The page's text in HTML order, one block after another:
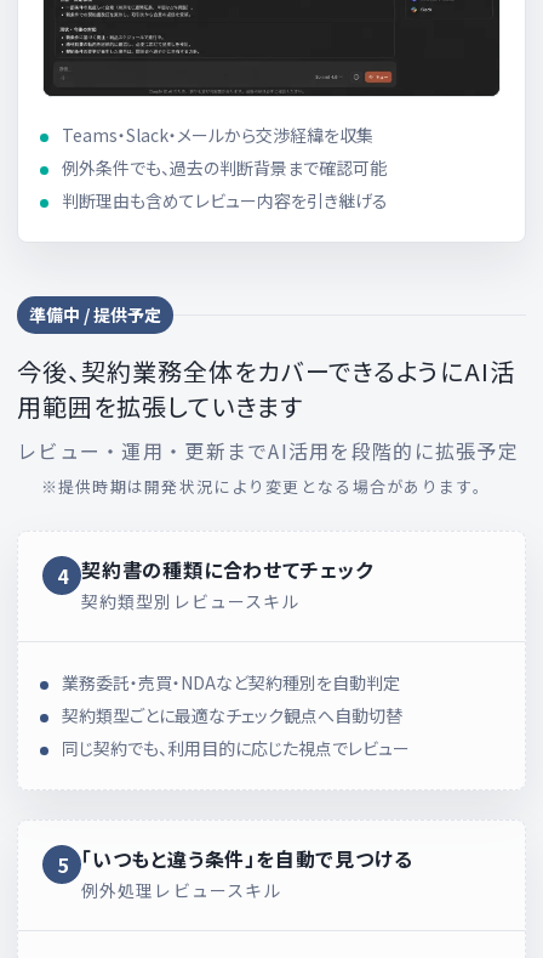
Teams・Slack・メールから交渉経緯を収集
例外条件でも、過去の判断背景まで確認可能
判断理由も含めてレビュー内容を引き継げる
準備中 / 提供予定
今後、契約業務全体をカバーできるようにAI活
用範囲を拡張していきます
レビュー・運用・更新までAI活用を段階的に拡張予定
※提供時期は開発状況により変更となる場合があります。
4 契約書の種類に合わせてチェック
契約類型別レビュースキル
業務委託・売買・NDAなど契約種別を自動判定
契約類型ごとに最適なチェック観点へ自動切替
同じ契約でも、利用目的に応じた視点でレビュー
5 「いつもと違う条件」を自動で見つける
例外処理レビュースキル